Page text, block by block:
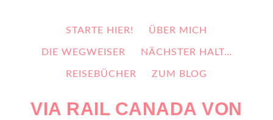
STARTE HIER! ÜBER MICH
DIE WEGWEISER NÄCHSTER HALT…
REISEBÜCHER ZUM BLOG
VIA RAIL CANADA VON